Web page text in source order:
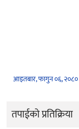
आइतबार, फागुन ०६, २०८०
तपाईको प्रतिक्रिया